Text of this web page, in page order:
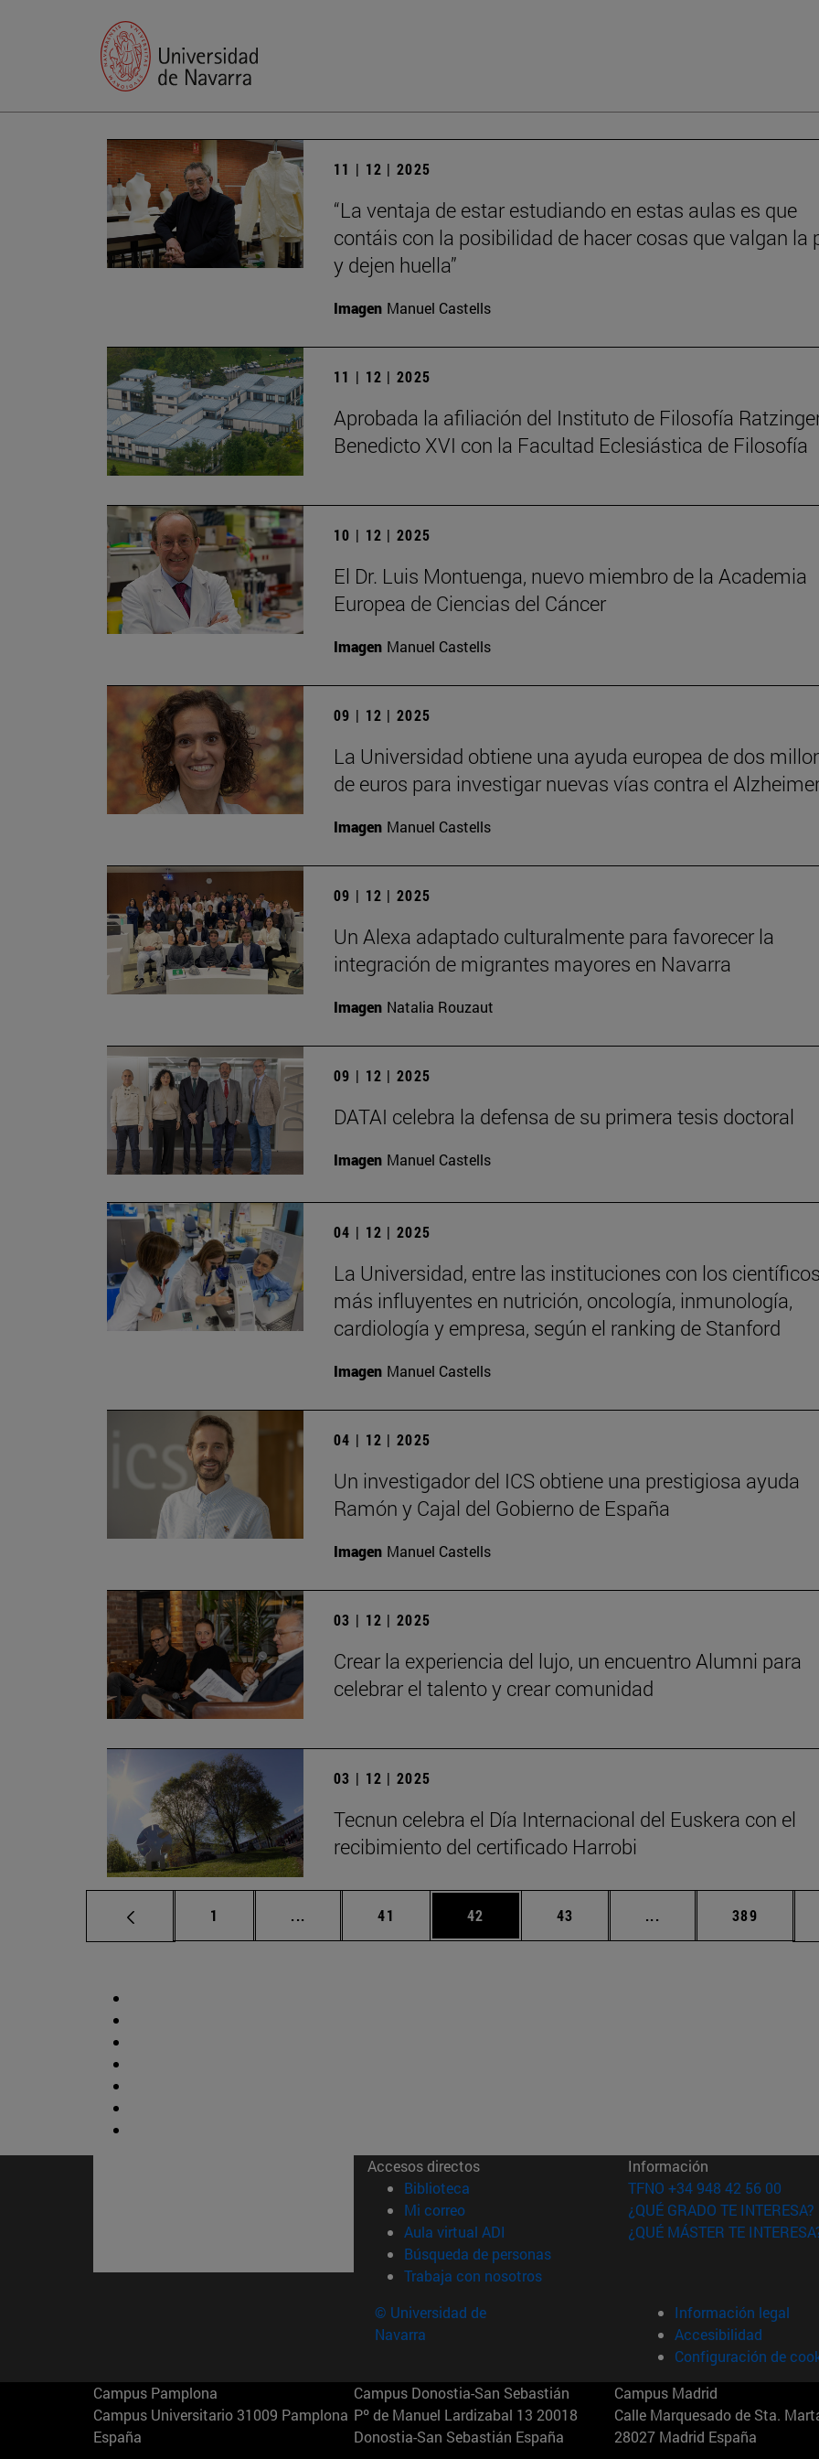
11 | 12 | 2025
“La ventaja de estar estudiando en estas aulas es que
contáis con la posibilidad de hacer cosas que valgan la
y dejen huella”
Imagen Manuel Castells
11 | 12 | 2025
Aprobada la afiliación del Instituto de Filosofía
Benedicto XVI con la Facultad Eclesiástica de Filosofía
10 | 12 | 2025
El Dr. Luis Montuenga, nuevo miembro de la Academia
Europea de Ciencias del Cáncer
Imagen Manuel Castells
09 | 12 | 2025
La Universidad obtiene una ayuda europea de dos
de euros para investigar nuevas vías contra el
Imagen Manuel Castells
09 | 12 | 2025
Un Alexa adaptado culturalmente para favorecer la
integración de migrantes mayores en Navarra
Imagen Natalia Rouzaut
09 | 12 | 2025
DATAI celebra la defensa de su primera tesis doctoral
Imagen Manuel Castells
04 | 12 | 2025
La Universidad, entre las instituciones con los
más influyentes en nutrición, oncología, inmunología,
cardiología y empresa, según el ranking de Stanford
Imagen Manuel Castells
04 | 12 | 2025
Un investigador del ICS obtiene una prestigiosa ayuda
Ramón y Cajal del Gobierno de España
Imagen Manuel Castells
03 | 12 | 2025
Crear la experiencia del lujo, un encuentro Alumni para
celebrar el talento y crear comunidad
03 | 12 | 2025
Tecnun celebra el Día Internacional del Euskera con el
recibimiento del certificado Harrobi
Página
1 ... Páginas intermedias Use TAB para desplazarse.
Página
41 Página
42 Página
43 ... Páginas intermedias
Página
389
Accesos directos
Biblioteca (abre en nueva ventana)
Mi correo(abre en nueva ventana)
Aula virtual ADI (abre en nueva ventana)
Búsqueda de personas(abre en nueva ventana)
Trabaja con nosotros(abre en nueva ventana)
Información
TFNO +34 948 42 56 00
¿QUÉ GRADO TE INTERESA?
¿QUÉ MÁSTER TE
© Universidad de
Navarra
Información legal
Accesibilidad
Configuración de
Campus Pamplona
Campus Universitario 31009 Pamplona
España
Campus Donostia-San Sebastián
Pº de Manuel Lardizabal 13 20018
Donostia-San Sebastián España
Campus Madrid
Calle Marquesado de Sta.
28027 Madrid España